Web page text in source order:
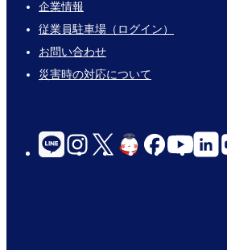
Footer
Links
企業情報
従業員駐車場（ログイン）
お問い合わせ
災害時の対応について
social-
links-